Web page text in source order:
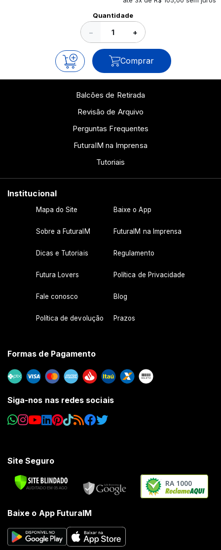
Quantidade
− +
Comprar
Balcões de Retirada
Revisão de Arquivo
Perguntas Frequentes
FuturaIM na Imprensa
Tutoriais
Institucional
Mapa do Site Baixe o App
Sobre a FuturaIM FuturaIM na Imprensa
Dicas e Tutoriais Regulamento
Futura Lovers Política de Privacidade
Fale conosco Blog
Política de devolução Prazos
Formas de Pagamento
Siga-nos nas redes sociais
Site Seguro
RA 1000
Baixe o App FuturaIM